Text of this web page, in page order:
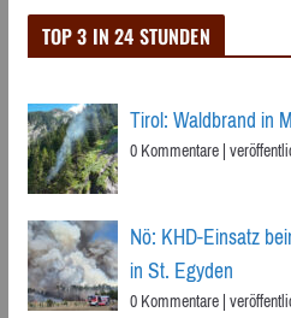
TOP 3 IN 24 STUNDEN
Tirol: Waldbrand in
0 Kommentare|
Nö: KHD-Einsatz
in St. Egyden
0 Kommentare|